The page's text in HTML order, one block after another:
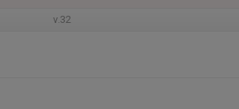
v.32